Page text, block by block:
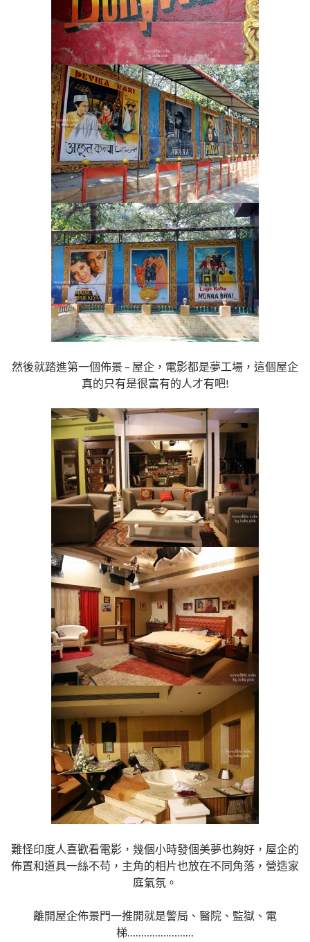
然後就踏進第一個佈景 – 屋企，電影都是夢工場，這個屋企
真的只有是很富有的人才有吧!
難怪印度人喜歡看電影，幾個小時發個美夢也夠好，屋企的
佈置和道具一絲不苟，主角的相片也放在不同角落，營造家
庭氣氛。
離開屋企佈景門一推開就是警局、醫院、監獄、電
梯……………………